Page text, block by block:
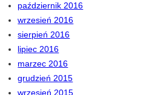
październik 2016
wrzesień 2016
sierpień 2016
lipiec 2016
marzec 2016
grudzień 2015
wrzesień 2015